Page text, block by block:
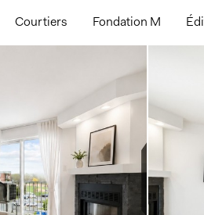
Courtiers Fondation M